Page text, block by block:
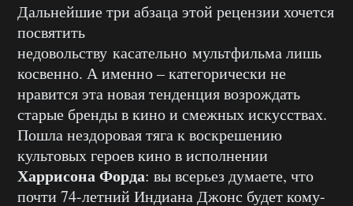
Дальнейшие три абзаца этой рецензии хочется
посвятить
недовольству касательно мультфильма лишь
косвенно. А именно – категорически не
нравится эта новая тенденция возрождать
старые бренды в кино и смежных искусствах.
Пошла нездоровая тяга к воскрешению
культовых героев кино в исполнении
Харрисона Форда: вы всерьез думаете, что
почти 74-летний Индиана Джонс будет кому-